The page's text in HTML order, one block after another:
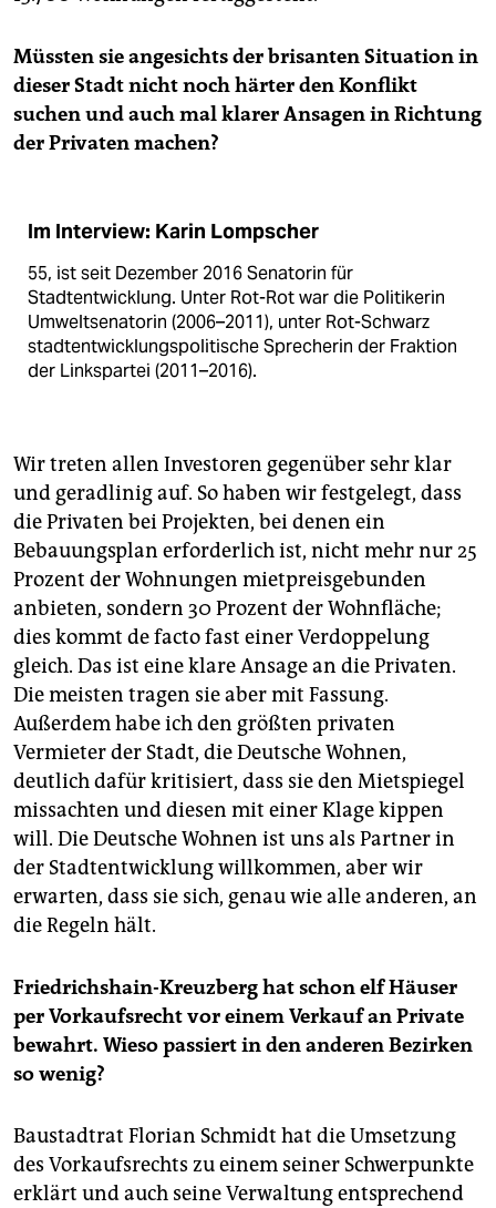
Müssten sie angesichts der brisanten Situation in
dieser Stadt nicht noch härter den Konflikt
suchen und auch mal klarer Ansagen in Richtung
der Privaten machen?
Im Interview: Karin Lompscher
55, ist seit Dezember 2016 Senatorin für
Stadtentwicklung. Unter Rot-Rot war die Politikerin
Umweltsenatorin (2006–2011), unter Rot-Schwarz
stadtentwicklungspolitische Sprecherin der Fraktion
der Linkspartei (2011–2016).
Wir treten allen Investoren gegenüber sehr klar
und geradlinig auf. So haben wir festgelegt, dass
die Privaten bei Projekten, bei denen ein
Bebauungsplan erforderlich ist, nicht mehr nur 25
Prozent der Wohnungen mietpreisgebunden
anbieten, sondern 30 Prozent der Wohnfläche;
dies kommt de facto fast einer Verdoppelung
gleich. Das ist eine klare Ansage an die Privaten.
Die meisten tragen sie aber mit Fassung.
Außerdem habe ich den größten privaten
Vermieter der Stadt, die Deutsche Wohnen,
deutlich dafür kritisiert, dass sie den Mietspiegel
missachten und diesen mit einer Klage kippen
will. Die Deutsche Wohnen ist uns als Partner in
der Stadtentwicklung willkommen, aber wir
erwarten, dass sie sich, genau wie alle anderen, an
die Regeln hält.
Friedrichshain-Kreuzberg hat schon elf Häuser
per Vorkaufsrecht vor einem Verkauf an Private
bewahrt. Wieso passiert in den anderen Bezirken
so wenig?
Baustadtrat Florian Schmidt hat die Umsetzung
des Vorkaufsrechts zu einem seiner Schwerpunkte
erklärt und auch seine Verwaltung entsprechend